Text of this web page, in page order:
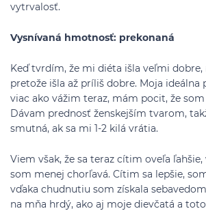
vytrvalosť.
Vysnívaná hmotnosť: prekonaná
Keď tvrdím, že mi diéta išla veľmi dobre,
pretože išla až príliš dobre. Moja ideálna
viac ako vážim teraz, mám pocit, že
Dávam prednosť ženskejším tvarom,
smutná, ak sa mi 1-2 kilá vrátia.
Viem však, že sa teraz cítim oveľa
som menej chorľavá. Cítim sa lepšie,
vďaka chudnutiu som získala
na mňa hrdý, ako aj moje dievčatá a